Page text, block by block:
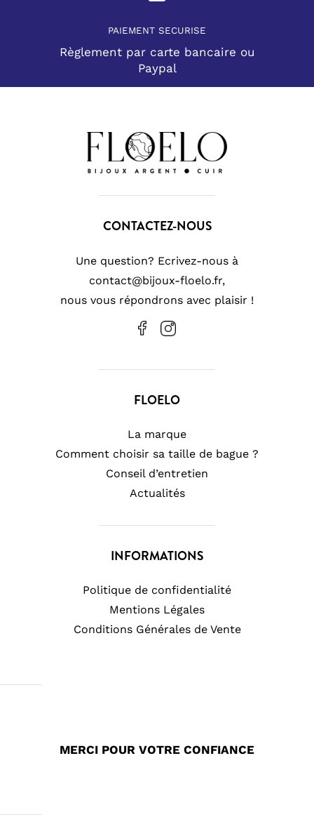
PAIEMENT SECURISE
Règlement par carte bancaire ou
Paypal
CONTACTEZ-NOUS
Une question? Ecrivez-nous à
contact@bijoux-floelo.fr,
nous vous répondrons avec plaisir !
FLOELO
La marque
Comment choisir sa taille de bague ?
Conseil d’entretien
Actualités
INFORMATIONS
Politique de confidentialité
Mentions Légales
Conditions Générales de Vente
MERCI POUR VOTRE CONFIANCE